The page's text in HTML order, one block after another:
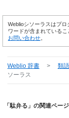
Weblioシソーラスはプ
ワードが含まれている
お問い合わせ。
Weblio 辞書 > 類
ソーラス
「駄弁る」の関連ページ